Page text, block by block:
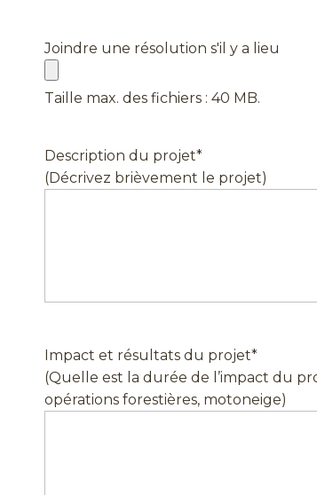
Joindre une résolution s'il y a lieu
Taille max. des fichiers : 40 MB.
Description du projet*
(Décrivez brièvement le projet)
Impact et résultats du projet*
(Quelle est la durée de l’impact du
opérations forestières, motoneige)